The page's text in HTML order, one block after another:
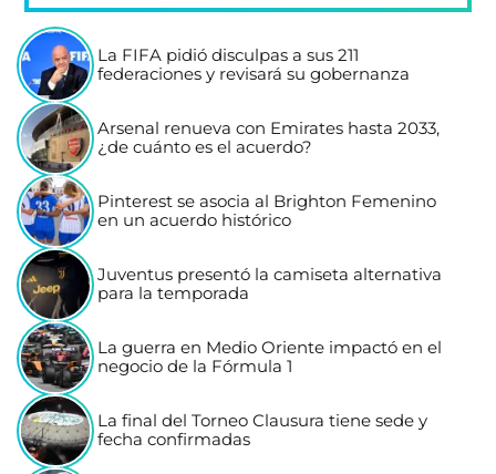
La FIFA pidió disculpas a sus 211
federaciones y revisará su gobernanza
Arsenal renueva con Emirates hasta 2033,
¿de cuánto es el acuerdo?
Pinterest se asocia al Brighton Femenino
en un acuerdo histórico
Juventus presentó la camiseta alternativa
para la temporada
La guerra en Medio Oriente impactó en el
negocio de la Fórmula 1
La final del Torneo Clausura tiene sede y
fecha confirmadas